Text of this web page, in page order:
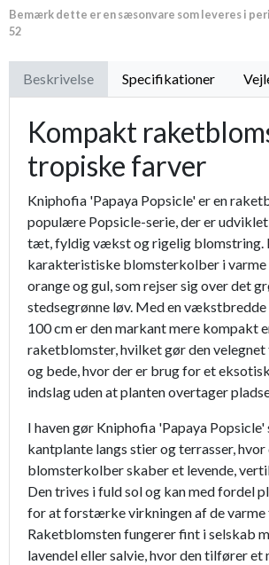
Bemærk dette er en sæsonvare som leveres i
52
Beskrivelse Specifikationer
Kompakt
tropiske farver
Kniphofia 'Papaya Popsicle' er en
populære Popsicle-serie, der er
tæt, fyldig vækst og rigelig blomstring.
karakteristiske blomsterkolber i varme
orange og gul, som rejser sig over det
stedsegrønne løv. Med en vækstbredde
100 cm er den markant mere kompakt
raketblomster, hvilket gør den velegnet
og bede, hvor der er brug for et
indslag uden at planten overtager
I haven gør Kniphofia 'Papaya
kantplante langs stier og terrasser,
blomsterkolber skaber et levende,
Den trives i fuld sol og kan med fordel
for at forstærke virkningen af de varme
Raketblomsten fungerer fint i selskab
lavendel eller salvie, hvor den tilfører